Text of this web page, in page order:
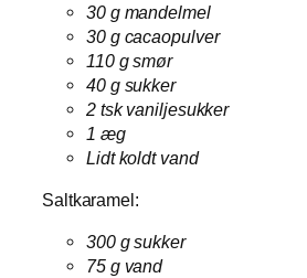
30 g mandelmel
30 g cacaopulver
110 g smør
40 g sukker
2 tsk vaniljesukker
1 æg
Lidt koldt vand
Saltkaramel:
300 g sukker
75 g vand